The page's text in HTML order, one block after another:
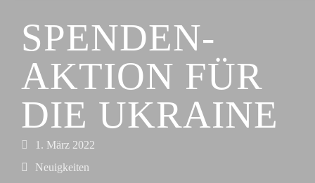
SPENDEN­
AKTION FÜR
DIE UKRAINE
1. März 2022
Neuigkeiten